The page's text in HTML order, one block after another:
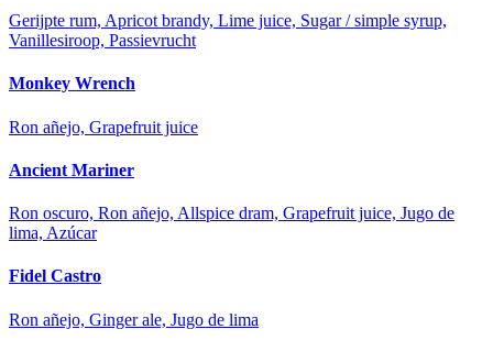
Gerijpte rum, Apricot brandy, Lime juice, Sugar / simple syrup,
Vanillesiroop, Passievrucht
Monkey Wrench
Ron añejo, Grapefruit juice
Ancient Mariner
Ron oscuro, Ron añejo, Allspice dram, Grapefruit juice, Jugo de
lima, Azúcar
Fidel Castro
Ron añejo, Ginger ale, Jugo de lima